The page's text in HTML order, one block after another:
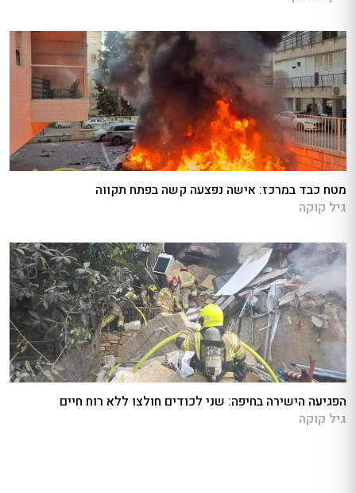
מטח כבד במרכז: אישה נפצעה קשה בפתח תקווה
גיל קוקה
הפגיעה הישירה בחיפה: שני לכודים חולצו ללא רוח חיים
גיל קוקה